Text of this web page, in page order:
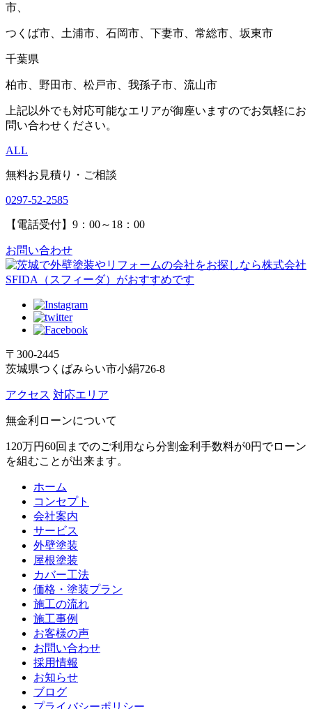
市、
つくば市、土浦市、石岡市、下妻市、常総市、坂東市
千葉県
柏市、野田市、松戸市、我孫子市、流山市
上記以外でも対応可能なエリアが御座いますのでお気軽にお
問い合わせください。
ALL
無料お見積り・ご相談
0297-52-2585
【電話受付】9：00～18：00
お問い合わせ
〒300-2445
茨城県つくばみらい市小絹726-8
アクセス 対応エリア
無金利ローンについて
120万円60回までのご利用なら分割金利手数料が0円でローン
を組むことが出来ます。
ホーム
コンセプト
会社案内
サービス
外壁塗装
屋根塗装
カバー工法
価格・塗装プラン
施工の流れ
施工事例
お客様の声
お問い合わせ
採用情報
お知らせ
ブログ
プライバシーポリシー